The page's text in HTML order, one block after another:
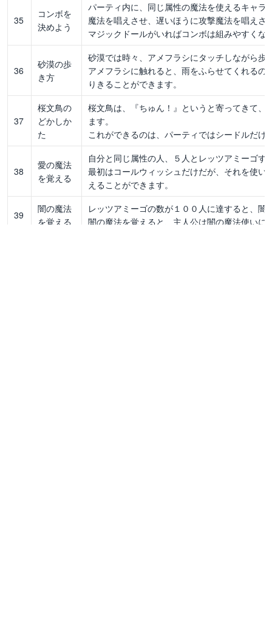
35
コンボを
決めよう
パーティ内に、同じ属性の魔法を使えるキャラ
魔法を唱えさせ、遅いほうに攻撃魔法を唱えさ
マジックドールがいればコンボは組みやすくな
36
砂漠の歩
き方
砂漠では時々、アメフラシにタッチしながら歩
アメフラシに触れると、雨をふらせてくれるの
りきることができます。
37
桜文鳥の
どかしか
た
桜文鳥は、『ちゅん！』というと寄ってきて、
ます。
これができるのは、パーティではシードルだけ
38
愛の魔法
を覚える
自分と同じ属性の人、５人とレッツアミーゴす
最初はコールウィッシュだけだが、それを使い
えることができます。
39
闇の魔法
を覚える
レッツアミーゴの数が１００人に達すると、闇
闇の魔法を覚えると、主人公は闇の魔法使いに